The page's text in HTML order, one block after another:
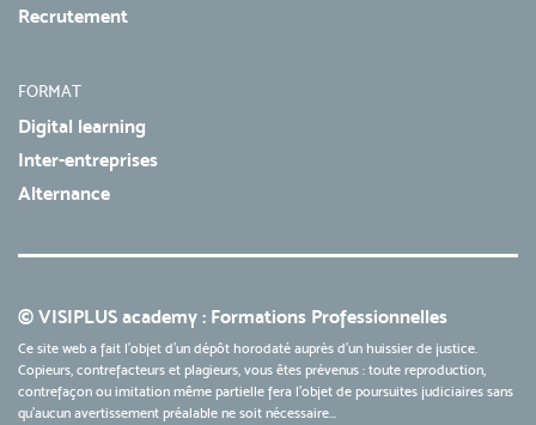
Recrutement
FORMAT
Digital learning
Inter-entreprises
Alternance
© VISIPLUS academy : Formations Professionnelles
Ce site web a fait l'objet d'un dépôt horodaté auprès d'un huissier de justice.
Copieurs, contrefacteurs et plagieurs, vous êtes prévenus : toute reproduction,
contrefaçon ou imitation même partielle fera l'objet de poursuites judiciaires sans
qu’aucun avertissement préalable ne soit nécessaire...